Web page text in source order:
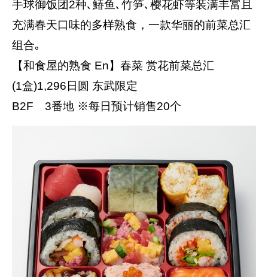
手球御饭团2种､鰆鱼､竹笋､樱花虾等装满丰富且
充满春天口味的多样熟食，一款华丽的前菜总汇
组合｡
【和食屋的熟食 En】春菜 赏花前菜总汇
(1盒)1,296日圆 东武限定
B2F 3番地 ※每日预计销售20个